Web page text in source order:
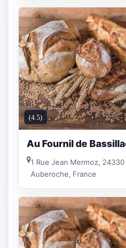
(4.5)
Au Fournil de
1 Rue Jean Mermoz,
Auberoche, France